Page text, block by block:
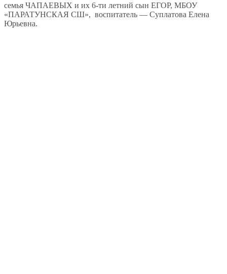
семья ЧАПАЕВЫХ и их 6-ти летний сын ЕГОР, МБОУ
«ПАРАТУНСКАЯ СШ», воспитатель — Суплатова Елена
Юрьевна.